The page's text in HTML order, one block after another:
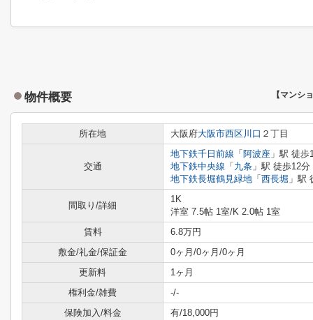
物件概要 【マンシ
所在地 大阪府大阪市西区川口 ２丁目
交通
地下鉄千日前線 「 阿波座 」駅 徒歩
地下鉄中央線 「 九条 」駅 徒歩12分
地下鉄長堀鶴見緑地 「 西長堀 」駅
間取り/詳細
1K
洋室 7.5帖 1室/K 2.0帖 1室
賃料
6.8万円
敷金/礼金/保証金
0ヶ月/0ヶ月/0ヶ月
更新料
1ヶ月
権利金/雑費
-/-
保険加入/料金
有/18,000円